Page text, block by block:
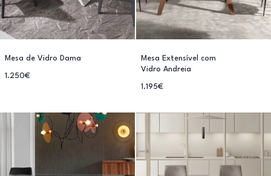
Mesa de Vidro Dama
1.250€
Mesa Extensível com
Vidro Andreia
1.195€